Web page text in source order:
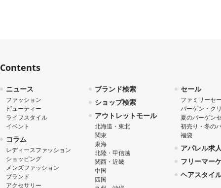
Contents
ニュース
ファッション
ビューティー
ライフスタイル
イベント
コラム
レディースファッション
ショッピング
メンズファッション
ブランド
アクセサリー
ブランド検索
ショップ検索
アウトレットモール
北海道・東北
関東
東海
北陸・甲信越
関西・近畿
中国
四国
セール
ファミリーセ
バーゲン・ク
夏のバーゲン
初売り・冬の
福袋
アパレル求
フリーマー
ヘアスタイ